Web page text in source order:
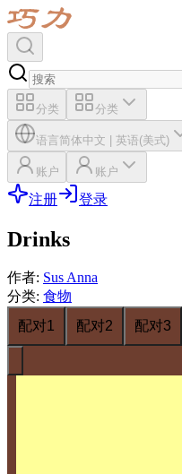
分类 分类
语言简体中文 | 英语(美式)
账户 账户
注册 登录
Drinks
作者: Sus Anna
分类: 食物
配对1
配对2 配对3